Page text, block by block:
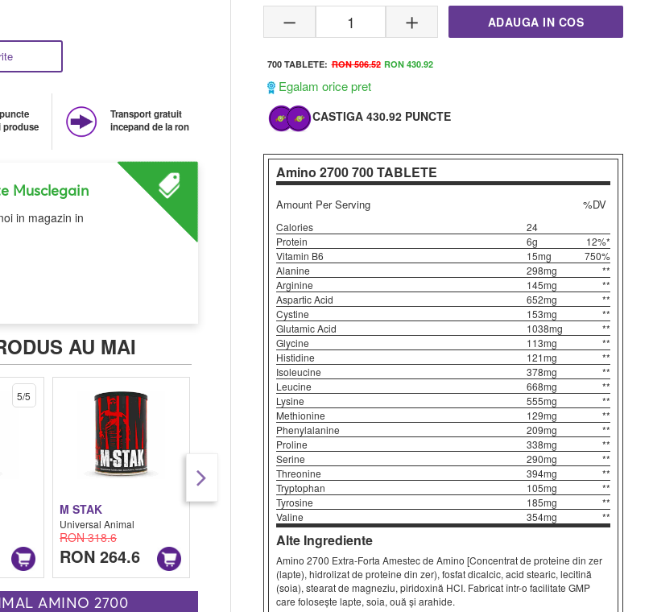
produse
Transport gratuit
incepand de la ron
Musclegain
in magazin in
Amino 2700- Castiga 0 Puncte Musclegain
mod exclusiv.
AU MAI
5/5
M STAK
Universal Animal
RON 318.6
RON 264.6
STORM
Universal Animal
RON 258.12
-15% REDUCERE
CALCIUM & MAGNESIUM
NOW
RON 106.92
RON 73.44
WHEY
Universal Animal
RON 329.4
5/5
AMINO 2700
ADAUGA IN COS
700 TABLETE: RON 506.52 RON 430.92
Egalam orice pret
CASTIGA 430.92 PUNCTE
Amino 2700700 TABLETE
Amount Per Serving %DV
Calories
24
Protein
6g
12%*
Vitamin B6
15mg
750%
Alanine
298mg
**
Arginine
145mg
**
Aspartic Acid
652mg
**
Cystine
153mg
**
Glutamic Acid
1038mg
**
Glycine
113mg
**
Histidine
121mg
**
Isoleucine
378mg
**
Leucine
668mg
**
Lysine
555mg
**
Methionine
129mg
**
Phenylalanine
209mg
**
Proline
338mg
**
Serine
290mg
**
Threonine
394mg
**
Tryptophan
105mg
**
Tyrosine
185mg
**
Valine
354mg **
Alte Ingrediente
Amino 2700 Extra-Forta Amestec de Amino [Concentrat de proteine din zer
(lapte), hidrolizat de proteine din zer), fosfat dicalcic, acid stearic, lecitină
(soia), stearat de magneziu, piridoxină HCI. Fabricat într-o facilitate GMP
care folosește lapte, soia, ouă și arahide.